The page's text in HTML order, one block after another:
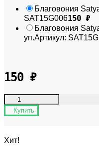
Благовония
SAT15G006150 ₽
Благовония
уп.Артикул:
150 ₽
Купить
Хит!